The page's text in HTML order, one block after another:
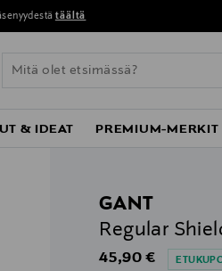
täältä
& IDEAT PREMIUM-MERKIT
GANT
Regular
Original Price
45,90 €